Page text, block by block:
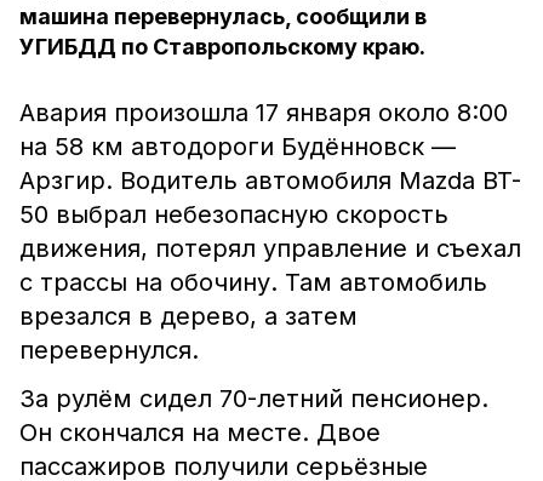
машина перевернулась, сообщили в
УГИБДД по Ставропольскому краю.
Авария произошла 17 января около 8:00
на 58 км автодороги Будённовск —
Арзгир. Водитель автомобиля Mazda BT-
50 выбрал небезопасную скорость
движения, потерял управление и съехал
с трассы на обочину. Там автомобиль
врезался в дерево, а затем
перевернулся.
За рулём сидел 70-летний пенсионер.
Он скончался на месте. Двое
пассажиров получили серьёзные